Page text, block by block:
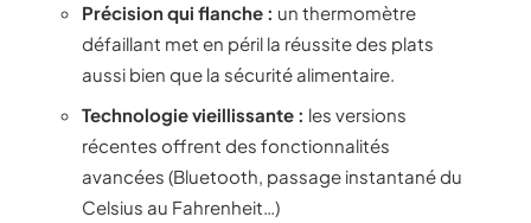
Précision qui flanche : un thermomètre
défaillant met en péril la réussite des plats
aussi bien que la sécurité alimentaire.
Technologie vieillissante : les versions
récentes offrent des fonctionnalités
avancées (Bluetooth, passage instantané du
Celsius au Fahrenheit…)